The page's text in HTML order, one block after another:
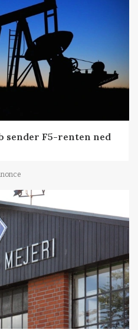
sender F5-renten ned